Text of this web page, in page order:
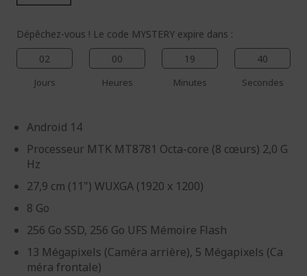
Dépêchez-vous ! Le code MYSTERY expire dans :
02
Jours
00
Heures
19
Minutes
40
Secondes
Android 14
Processeur MTK MT8781 Octa-core (8 cœurs) 2,0 G
Hz
27,9 cm (11") WUXGA (1920 x 1200)
8 Go
256 Go SSD, 256 Go UFS Mémoire Flash
13 Mégapixels (Caméra arrière), 5 Mégapixels (Ca
méra frontale)